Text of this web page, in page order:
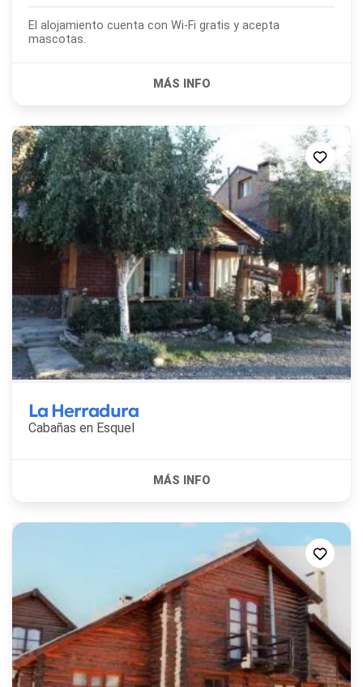
El alojamiento cuenta con Wi-Fi gratis y acepta
mascotas.
La Herradura
Cabañas en Esquel